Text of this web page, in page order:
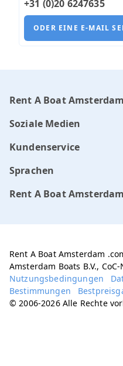
+31 (0)20 6247635
ODER EINE E-MAIL
Rent A Boat Amsterdam
Soziale Medien
Kundenservice
Sprachen
Rent A Boat Amsterdam
Rent A Boat Amsterdam
Amsterdam Boats B.V.,
Nutzungsbedingungen
Bestimmungen
© 2006-2026 Alle Rechte